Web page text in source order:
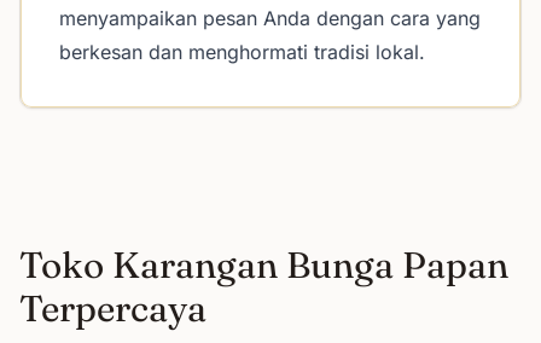
menyampaikan pesan Anda dengan cara yang
berkesan dan menghormati tradisi lokal.
Toko Karangan Bunga Papan
Terpercaya